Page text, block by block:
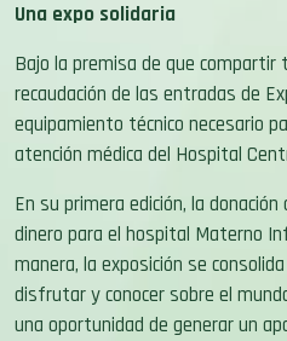
Una expo solidaria
Bajo la premisa de que compartir
recaudación de las entradas de
equipamiento técnico necesario
atención médica del Hospital
En su primera edición, la
dinero para el hospital Materno
manera, la exposición se
disfrutar y conocer sobre el
una oportunidad de generar un